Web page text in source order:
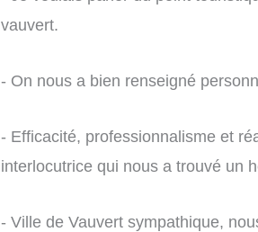
vauvert.
- On nous a bien renseigné
- Efficacité, professionnalisme et
interlocutrice qui nous a trouvé un
- Ville de Vauvert sympathique,